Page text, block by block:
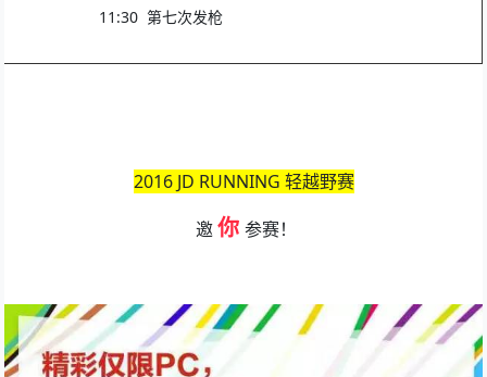
11:30 第七次发枪
2016 JD RUNNING 轻越野赛
邀你 参赛！